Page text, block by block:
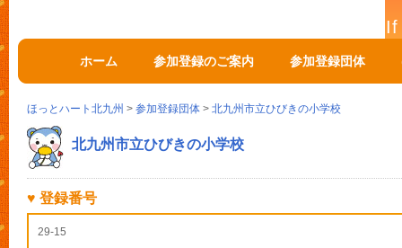
ホーム 参加登録のご案内 参加登録団体
ほっとハート北九州 > 参加登録団体 > 北九州市立ひびきの小学校
北九州市立ひびきの小学校
♥ 登録番号
29-15